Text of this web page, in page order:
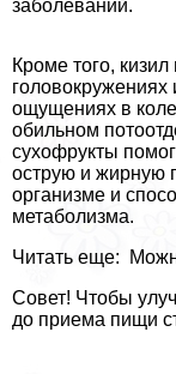
заболеваний.
Кроме того,
ощущениях в
обильном
сухофрукты
острую и жирную
организме и
метаболизма.
Читать еще:
Совет! Чтобы
до приема пищи